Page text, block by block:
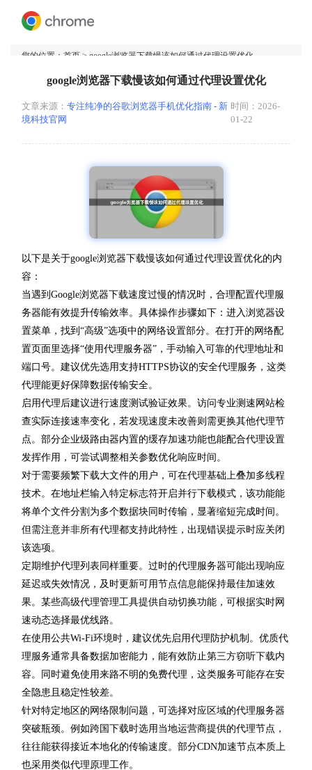
您的位置： 首页 > google浏览器下载慢该如何通过代理设置优化
google浏览器下载慢该如何通过代理设置优化
文章来源： 专注纯净的谷歌浏览器手机优化指南 - 新
境科技官网
时间：2026-
01-22
以下是关于google浏览器下载慢该如何通过代理设置优化的内
容：
当遇到Google浏览器下载速度过慢的情况时，合理配置代理服
务器能有效提升传输效率。具体操作步骤如下：进入浏览器设
置菜单，找到“高级”选项中的网络设置部分。在打开的网络配
置页面里选择“使用代理服务器”，手动输入可靠的代理地址和
端口号。建议优先选用支持HTTPS协议的安全代理服务，这类
代理能更好保障数据传输安全。
启用代理后建议进行速度测试验证效果。访问专业测速网站检
查实际连接速率变化，若发现速度未改善则需更换其他代理节
点。部分企业级路由器内置的缓存加速功能也能配合代理设置
发挥作用，可尝试调整相关参数优化响应时间。
对于需要频繁下载大文件的用户，可在代理基础上叠加多线程
技术。在地址栏输入特定标志符开启并行下载模式，该功能能
将单个文件分割为多个数据块同时传输，显著缩短完成时间。
但需注意并非所有代理都支持此特性，出现错误提示时应关闭
该选项。
定期维护代理列表同样重要。过时的代理服务器可能出现响应
延迟或失效情况，及时更新可用节点信息能保持最佳加速效
果。某些高级代理管理工具提供自动切换功能，可根据实时网
速动态选择最优线路。
在使用公共Wi-Fi环境时，建议优先启用代理防护机制。优质代
理服务通常具备数据加密能力，能有效防止第三方窃听下载内
容。同时避免使用来路不明的免费代理，这类服务可能存在安
全隐患且稳定性较差。
针对特定地区的网络限制问题，可选择对应区域的代理服务器
突破瓶颈。例如跨国下载时选用当地运营商提供的代理节点，
往往能获得接近本地化的传输速度。部分CDN加速节点本质上
也采用类似代理原理工作。